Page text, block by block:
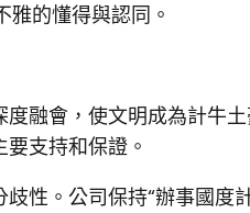
的懂得與認同。
融會，使文明成為計牛
支持和保證。
性。公司保持“辦事國度